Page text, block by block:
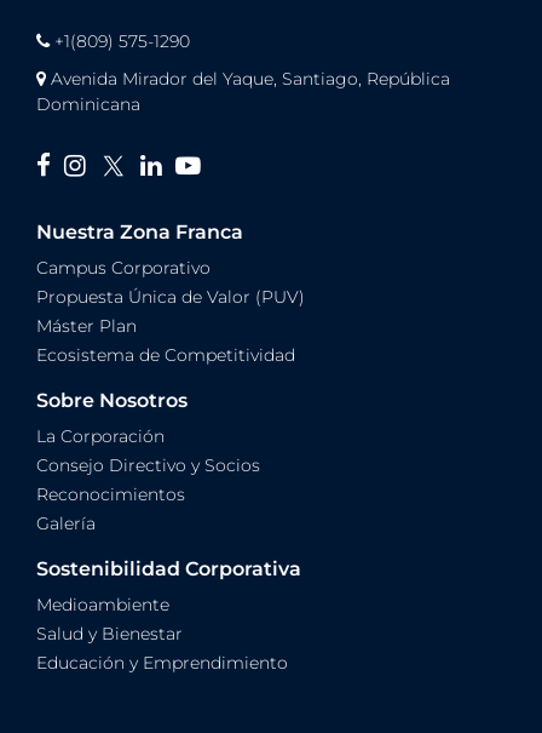
+1(809) 575-1290
Avenida Mirador del Yaque, Santiago, República
Dominicana
Nuestra Zona Franca
Campus Corporativo
Propuesta Única de Valor (PUV)
Máster Plan
Ecosistema de Competitividad
Sobre Nosotros
La Corporación
Consejo Directivo y Socios
Reconocimientos
Galería
Sostenibilidad Corporativa
Medioambiente
Salud y Bienestar
Educación y Emprendimiento